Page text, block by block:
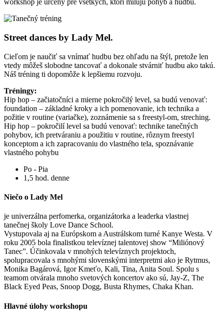
workshop je určený pre všetkých, ktorí milujú pohyb a hudbu.
Street dances by Lady Mel.
Cieľom je naučiť sa vnímať hudbu bez ohľadu na štýl, pretože len
vtedy môžeš slobodne tancovať a dokonale stvárniť hudbu ako takú.
Náš tréning ti dopomôže k lepšiemu rozvoju.
Tréningy:
Hip hop – začiatočníci a mierne pokročilý level, sa budú venovať:
foundation – základné kroky a ich pomenovanie, ich technika a
požitie v routine (variačke), zoznámenie sa s freestyl-om, streching.
Hip hop – pokročilí level sa budú venovať: technike tanečných
pohybov, ich pretváraniu a použitiu v routine, rôznym freestyl
konceptom a ich zapracovaniu do vlastného tela, spoznávanie
vlastného pohybu
Po - Pia
1,5 hod. denne
Niečo o Lady Mel
je univerzálna perfomerka, organizátorka a leaderka vlastnej
tanečnej školy Love Dance School.
Vystupovala aj na Európskom a Austrálskom turné Kanye Westa. V
roku 2005 bola finalistkou televíznej talentovej show “Miliónový
Tanec”. Účinkovala v mnohých televíznych projektoch,
spolupracovala s mnohými slovenskými interpretmi ako je Rytmus,
Monika Bagárová, Igor Kmeťo, Kali, Tina, Anita Soul. Spolu s
teamom otvárala mnoho svetových koncertov ako sú, Jay-Z, The
Black Eyed Peas, Snoop Dogg, Busta Rhymes, Chaka Khan.
Hlavné úlohy workshopu